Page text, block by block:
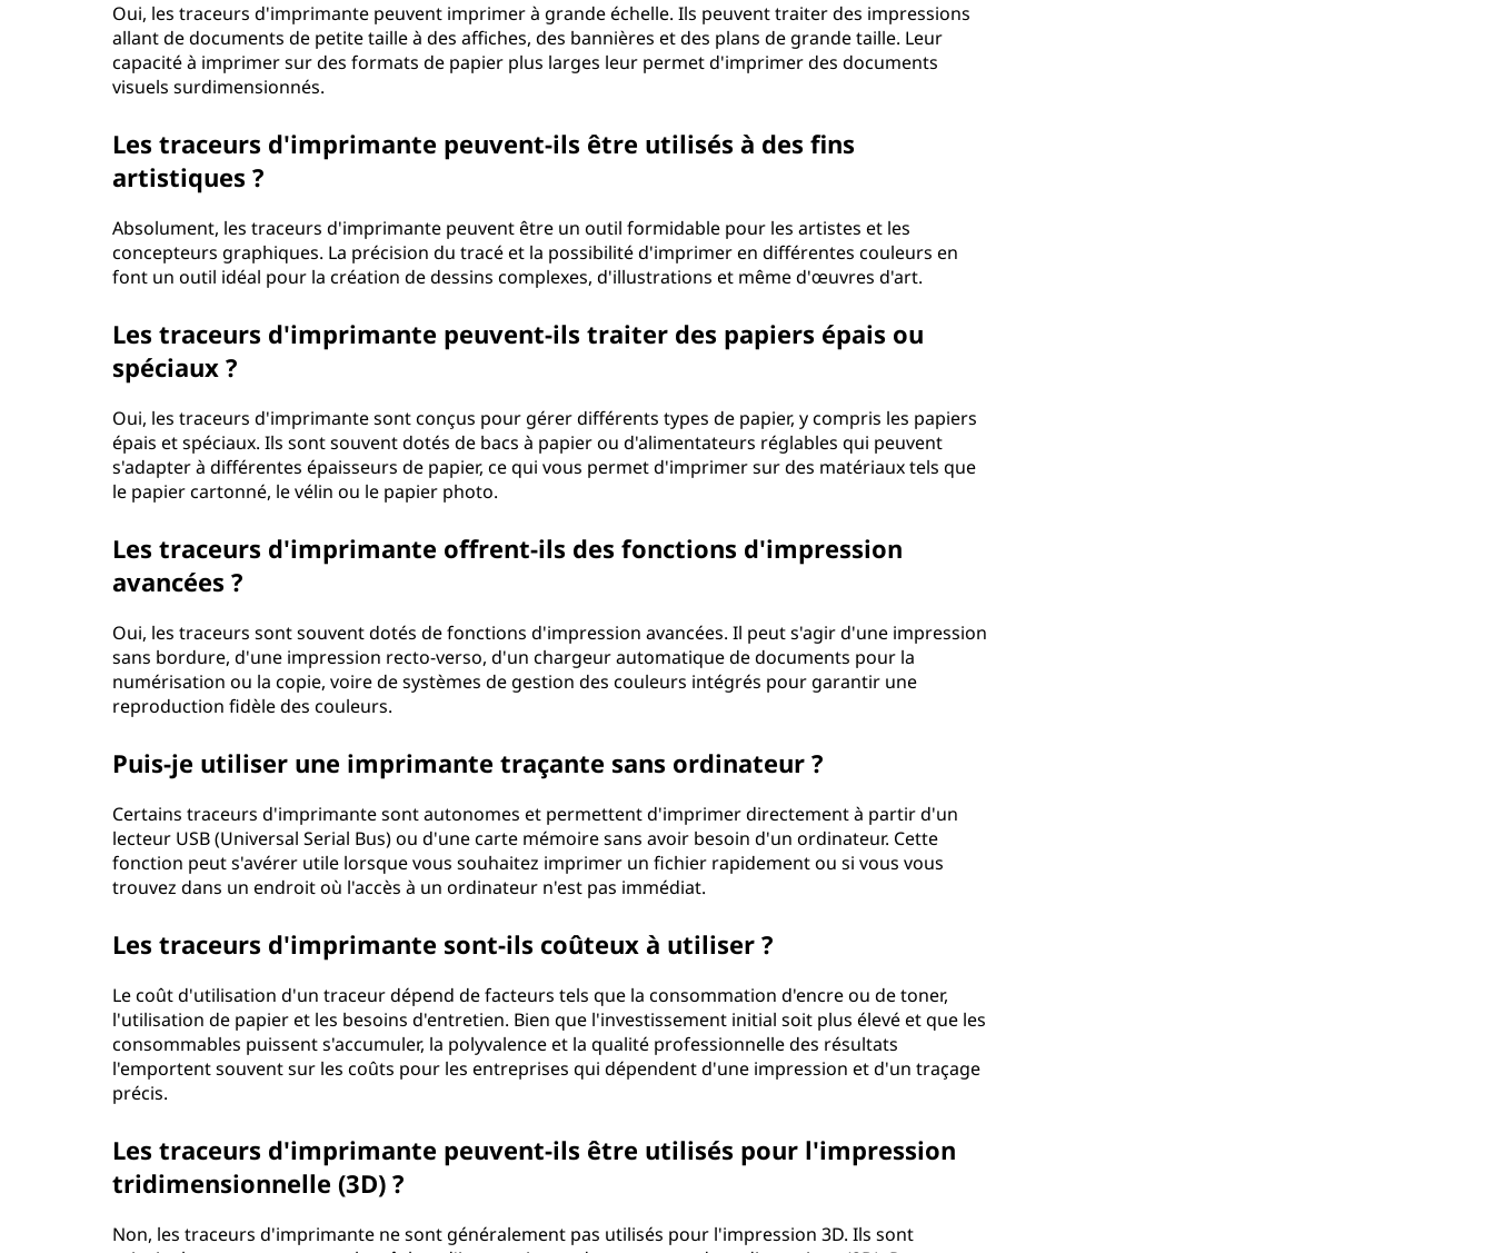
Oui, les traceurs d'imprimante peuvent imprimer à grande échelle. Ils peuvent traiter des impressions
allant de documents de petite taille à des affiches, des bannières et des plans de grande taille. Leur
capacité à imprimer sur des formats de papier plus larges leur permet d'imprimer des documents
visuels surdimensionnés.
Les traceurs d'imprimante peuvent-ils être utilisés à des fins
artistiques ?
Absolument, les traceurs d'imprimante peuvent être un outil formidable pour les artistes et les
concepteurs graphiques. La précision du tracé et la possibilité d'imprimer en différentes couleurs en
font un outil idéal pour la création de dessins complexes, d'illustrations et même d'œuvres d'art.
Les traceurs d'imprimante peuvent-ils traiter des papiers épais ou
spéciaux ?
Oui, les traceurs d'imprimante sont conçus pour gérer différents types de papier, y compris les papiers
épais et spéciaux. Ils sont souvent dotés de bacs à papier ou d'alimentateurs réglables qui peuvent
s'adapter à différentes épaisseurs de papier, ce qui vous permet d'imprimer sur des matériaux tels que
le papier cartonné, le vélin ou le papier photo.
Les traceurs d'imprimante offrent-ils des fonctions d'impression
avancées ?
Oui, les traceurs sont souvent dotés de fonctions d'impression avancées. Il peut s'agir d'une impression
sans bordure, d'une impression recto-verso, d'un chargeur automatique de documents pour la
numérisation ou la copie, voire de systèmes de gestion des couleurs intégrés pour garantir une
reproduction fidèle des couleurs.
Puis-je utiliser une imprimante traçante sans ordinateur ?
Certains traceurs d'imprimante sont autonomes et permettent d'imprimer directement à partir d'un
lecteur USB (Universal Serial Bus) ou d'une carte mémoire sans avoir besoin d'un ordinateur. Cette
fonction peut s'avérer utile lorsque vous souhaitez imprimer un fichier rapidement ou si vous vous
trouvez dans un endroit où l'accès à un ordinateur n'est pas immédiat.
Les traceurs d'imprimante sont-ils coûteux à utiliser ?
Le coût d'utilisation d'un traceur dépend de facteurs tels que la consommation d'encre ou de toner,
l'utilisation de papier et les besoins d'entretien. Bien que l'investissement initial soit plus élevé et que les
consommables puissent s'accumuler, la polyvalence et la qualité professionnelle des résultats
l'emportent souvent sur les coûts pour les entreprises qui dépendent d'une impression et d'un traçage
précis.
Les traceurs d'imprimante peuvent-ils être utilisés pour l'impression
tridimensionnelle (3D) ?
Non, les traceurs d'imprimante ne sont généralement pas utilisés pour l'impression 3D. Ils sont